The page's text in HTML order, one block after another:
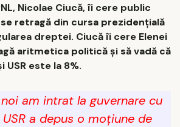
Nicolae Ciucă, îi cere public
se retragă din cursa prezidențială
dreptei. Ciucă îi cere Elenei
aritmetica politică și să vadă că
USR este la 8%.
am intrat la guvernare cu
a depus o moțiune de